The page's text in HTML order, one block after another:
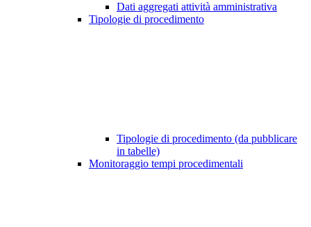
Dati aggregati attività amministrativa
Tipologie di procedimento
Tipologie di procedimento (da pubblicare
in tabelle)
Monitoraggio tempi procedimentali